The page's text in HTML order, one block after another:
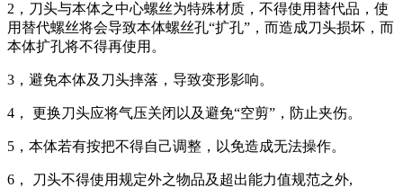
2，刀头与本体之中心螺丝为特殊材质，不得使用替代品，使
用替代螺丝将会导致本体螺丝孔“扩孔”，而造成刀头损坏，而
本体扩孔将不得再使用。
3，避免本体及刀头摔落，导致变形影响。
4， 更换刀头应将气压关闭以及避免“空剪”，防止夹伤。
5，本体若有按把不得自己调整，以免造成无法操作。
6， 刀头不得使用规定外之物品及超出能力值规范之外,